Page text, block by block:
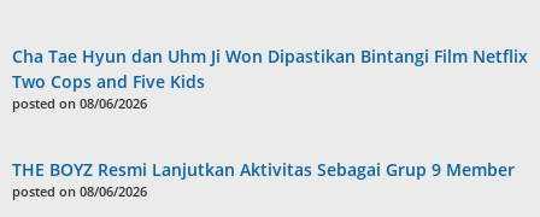
Cha Tae Hyun dan Uhm Ji Won Dipastikan Bintangi Film Netflix
Two Cops and Five Kids
posted on 08/06/2026
THE BOYZ Resmi Lanjutkan Aktivitas Sebagai Grup 9 Member
posted on 08/06/2026